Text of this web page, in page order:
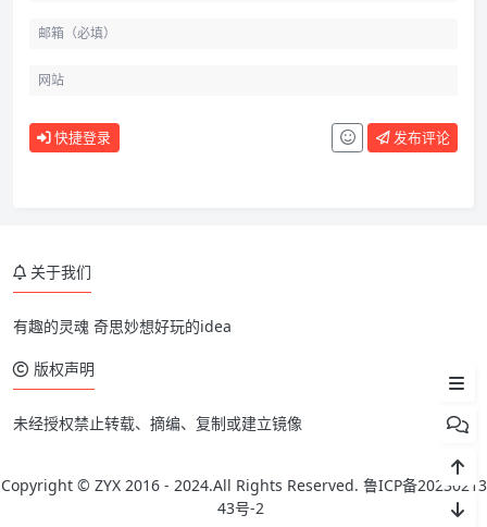
快捷登录 发布评论
安装 npm 及插件
关于我们
有趣的灵魂 奇思妙想好玩的idea
版权声明
未经授权禁止转载、摘编、复制或建立镜像
Copyright © ZYX 2016 - 2024.All Rights Reserved. 鲁ICP备20230213
43号-2